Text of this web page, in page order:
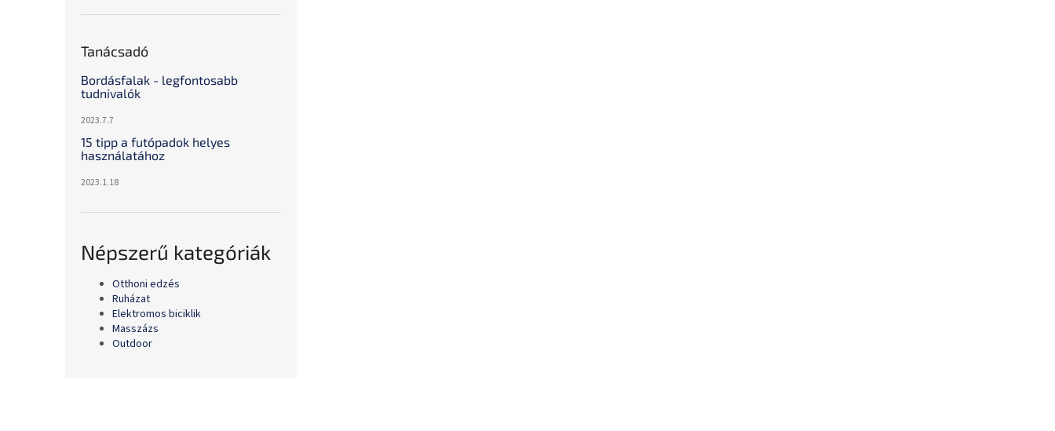
Tanácsadó
Bordásfalak - legfontosabb
tudnivalók
2023.7.7
15 tipp a futópadok helyes
használatához
2023.1.18
Népszerű kategóriák
Otthoni edzés
Ruházat
Elektromos biciklik
Masszázs
Outdoor